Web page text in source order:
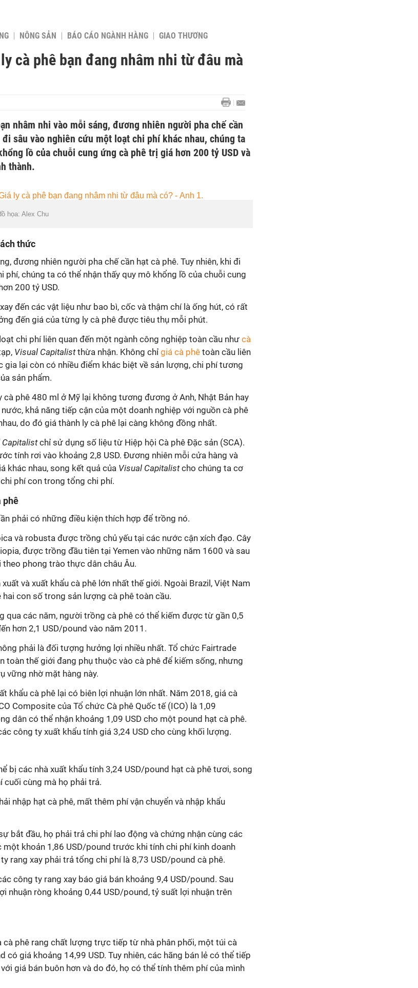
NÔNG SẢN BÁO CÁO NGÀNH HÀNG GIAO THƯƠNG
cà phê bạn đang nhâm nhi từ đâu mà
nhâm nhi vào mỗi sáng, đương nhiên người pha chế cần
sâu vào nghiên cứu một loạt chi phí khác nhau, chúng ta
lồ của chuỗi cung ứng cà phê trị giá hơn 200 tỷ USD và
thành.
họa: Alex Chu
thức
đương nhiên người pha chế cần hạt cà phê. Tuy nhiên, khi đi
phí, chúng ta có thể nhận thấy quy mô khổng lồ của chuỗi cung
200 tỷ USD.
đến các vật liệu như bao bì, cốc và thậm chí là ống hút, có rất
đến giá của từng ly cà phê được tiêu thụ mỗi phút.
chi phí liên quan đến một ngành công nghiệp toàn cầu như cà
Visual Capitalistthừa nhận. Không chỉ giá cà phê toàn cầu liên
lại còn có nhiều điểm khác biệt về sản lượng, chi phí tương
sản phẩm.
phê 480 ml ở Mỹ lại không tương đương ở Anh, Nhật Bản hay
khả năng tiếp cận của một doanh nghiệp với nguồn cà phê
do đó giá thành ly cà phê lại càng không đồng nhất.
Capitalistchỉ sử dụng số liệu từ Hiệp hội Cà phê Đặc sản (SCA).
tính rơi vào khoảng 2,8 USD. Đương nhiên mỗi cửa hàng và
khác nhau, song kết quả của Visual Capitalistcho chúng ta cơ
phí con trong tổng chi phí.
phê
phải có những điều kiện thích hợp để trồng nó.
và robusta được trồng chủ yếu tại các nước cận xích đạo. Cây
được trồng đầu tiên tại Yemen vào những năm 1600 và sau
phong trào thực dân châu Âu.
và xuất khẩu cà phê lớn nhất thế giới. Ngoài Brazil, Việt Nam
hai con số trong sản lượng cà phê toàn cầu.
qua các năm, người trồng cà phê có thể kiếm được từ gần 0,5
hơn 2,1 USD/pound vào năm 2011.
phải là đối tượng hưởng lợi nhiều nhất. Tổ chức Fairtrade
toàn thế giới đang phụ thuộc vào cà phê để kiếm sống, nhưng
vững nhờ mặt hàng này.
khẩu cà phê lại có biên lợi nhuận lớn nhất. Năm 2018, giá cà
Composite của Tổ chức Cà phê Quốc tế (ICO) là 1,09
dân có thể nhận khoảng 1,09 USD cho một pound hạt cà phê.
công ty xuất khẩu tính giá 3,24 USD cho cùng khối lượng.
bị các nhà xuất khẩu tính 3,24 USD/pound hạt cà phê tươi, song
cuối cùng mà họ phải trả.
nhập hạt cà phê, mất thêm phí vận chuyển và nhập khẩu
bắt đầu, họ phải trả chi phí lao động và chứng nhận cùng các
khoản 1,86 USD/pound trước khi tính chi phí kinh doanh
rang xay phải trả tổng chi phí là 8,73 USD/pound cà phê.
công ty rang xay báo giá bán khoảng 9,4 USD/pound. Sau
nhuận ròng khoảng 0,44 USD/pound, tỷ suất lợi nhuận trên
phê rang chất lượng trực tiếp từ nhà phân phối, một túi cà
có giá khoảng 14,99 USD. Tuy nhiên, các hãng bán lẻ có thể tiếp
giá bán buôn hơn và do đó, họ có thể tính thêm phí của mình